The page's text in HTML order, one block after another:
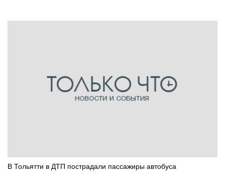
В Тольятти в ДТП пострадали пассажиры автобуса